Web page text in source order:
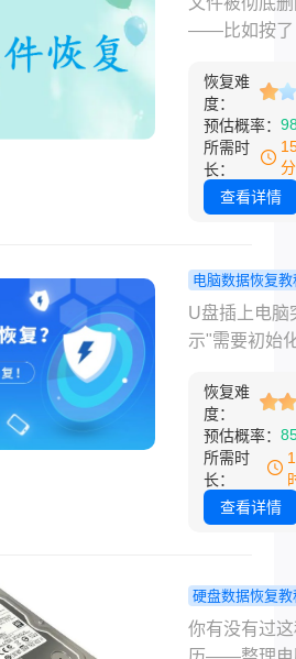
片。当时整
没乱点，最
据找了回来。
还能找回来
谱办法！
——比如按了
清空了回收
后，很多人
应是“完了，
了”。但其实
定。我自己
Shift把一堆
删了，过了
发现里面夹
件。当时也
不行，后来
种方法总算
了。
恢复难
度：
预估概率：
所需时
长：
查看详情
电脑数据恢复教
盘初始化了
恢复吗？试
些真有用！
U盘插上电脑
示"需要初始
进去一看文
了，这种感
溃了。尤其
存了好几年
和工作文档
恢复？这篇
从简单到复
序，把亲测
恢复难
度：
预估概率：
所需时
长：
查看详情
硬盘数据恢复教
盘里的文件
还能找回吗
你有没有过